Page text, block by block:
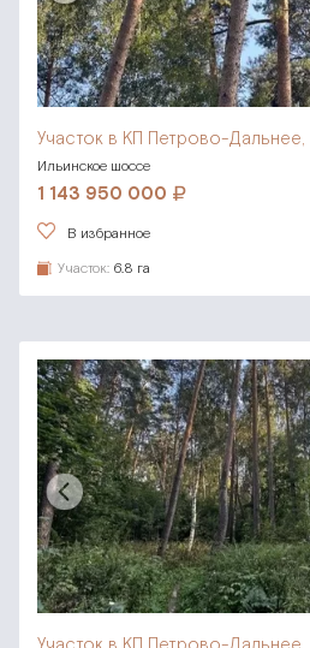
Участок в КП Петрово-Дальнее,
Ильинское шоссе
1 143 950 000
В избранное
Участок: 6.8 га